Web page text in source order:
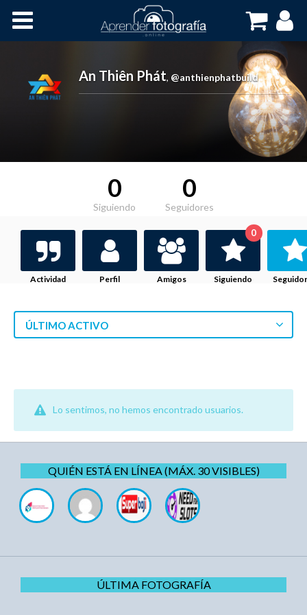
An Thiên Phát, @anthienphatbuild
0
Siguiendo
0
Seguidores
Actividad Perfil Amigos Siguiendo
0
ÚLTIMO ACTIVO
Lo sentimos, no hemos encontrado usuarios.
QUIÉN ESTÁ EN LÍNEA (MÁX. 30 VISIBLES)
ÚLTIMA FOTOGRAFÍA